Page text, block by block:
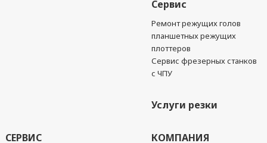
Сервис
Ремонт режущих голов
планшетных режущих
плоттеров
Сервис фрезерных станков
с ЧПУ
Услуги резки
СЕРВИС КОМПАНИЯ